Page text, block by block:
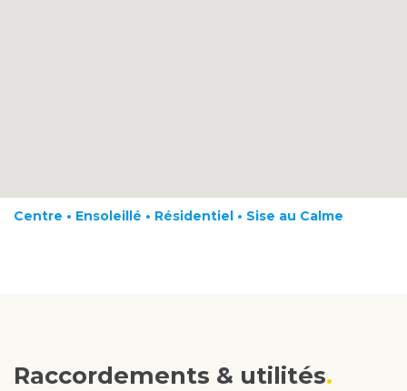
Centre • Ensoleillé • Résidentiel • Sise au Calme
Raccordements & utilités